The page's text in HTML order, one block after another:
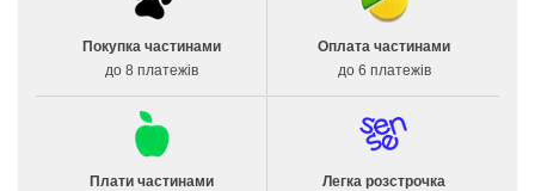
Покупка частинами
до 8 платежів
Оплата частинами
до 6 платежів
Плати частинами
Легка розстрочка